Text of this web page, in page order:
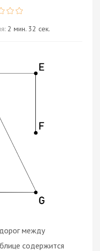
2 мин. 32 сек.
между
содержится